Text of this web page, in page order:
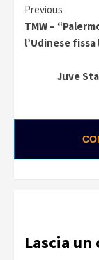
Continue
Reading
Previous
TMW –
l’Udinese
Juve
Lascia